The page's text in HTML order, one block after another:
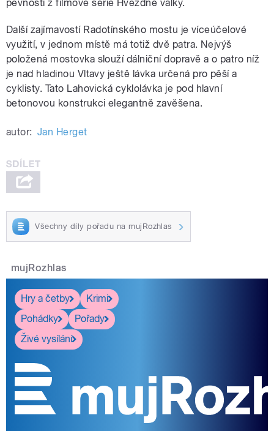
pevnosti z filmové série Hvězdné války.
Další zajímavostí Radotínského mostu je víceúčelové
využití, v jednom místě má totiž dvě patra. Nejvýš
položená mostovka slouží dálniční dopravě a o patro níž
je nad hladinou Vltavy ještě lávka určená pro pěší a
cyklisty. Tato Lahovická cyklolávka je pod hlavní
betonovou konstrukci elegantně zavěšena.
autor: Jan Herget
Všechny díly pořadu na mujRozhlas
mujRozhlas
Hry a četby
Krimi
Pohádky
Pořady
Živé vysílání